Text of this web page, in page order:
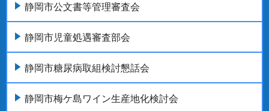
静岡市公文書等管理審査会
静岡市児童処遇審査部会
静岡市糖尿病取組検討懇話会
静岡市梅ケ島ワイン生産地化検討会